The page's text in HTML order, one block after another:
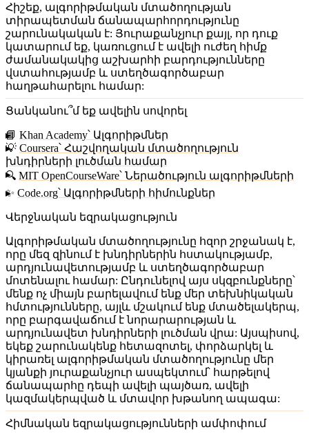
Հիշեք, ալգորիթմական մտածողության
տիրապետման ճանապարհորդությունը
շարունակական է: Յուրաքանչյուր քայլ, որ դուք
կատարում եք, կառուցում է ավելի ուժեղ հիմք
ժամանակակից աշխարհի բարդությունները
վստահությամբ և ստեղծագործաբար
հաղթահարելու համար:
Ցանկանու՞մ եք ավելին սովորել
📘 Khan Academy՝ Ալգորիթմներ
💡 Coursera՝ Հաշվողական մտածողություն
խնդիրների լուծման համար
🔍 MIT OpenCourseWare՝ Ներածություն ալգորիթմների
✨ Code.org՝ Ալգորիթմների հիմունքներ
Վերջնական եզրակացություն
Ալգորիթմական մտածողությունը հզոր շրջանակ է,
որը մեզ զինում է խնդիրներին հստակությամբ,
արդյունավետությամբ և ստեղծագործաբար
մոտենալու համար: Ընդունելով այս սկզբունքները՝
մենք ոչ միայն բարելավում ենք մեր տեխնիկական
հմտությունները, այլև մշակում ենք մտածելակերպ,
որը բարգավաճում է նորարարության և
արդյունավետ խնդիրների լուծման վրա: Այսպիսով,
եկեք շարունակենք հետազոտել, փորձարկել և
կիրառել ալգորիթմական մտածողությունը մեր
կյանքի յուրաքանչյուր ասպեկտում՝ հարթելով
ճանապարհը դեպի ավելի պայծառ, ավելի
կազմակերպված և մտավոր խթանող ապագա:
Հիմնական եզրակացությունների ամփոփում